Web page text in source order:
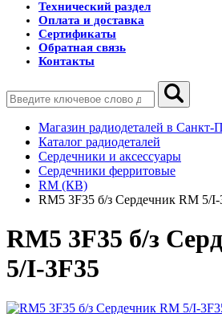
Технический раздел
Оплата и доставка
Сертификаты
Обратная связь
Контакты
Магазин радиодеталей в Санкт-
Каталог радиодеталей
Сердечники и аксессуары
Сердечники ферритовые
RM (КВ)
RM5 3F35 б/з Сердечник RM 5/I-
RM5 3F35 б/з
5/I-3F35